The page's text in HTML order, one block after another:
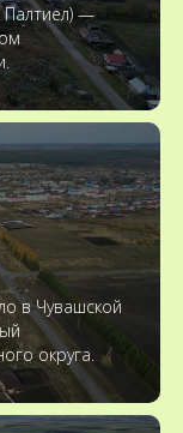
Палтиел) —
в Чувашской
округа.